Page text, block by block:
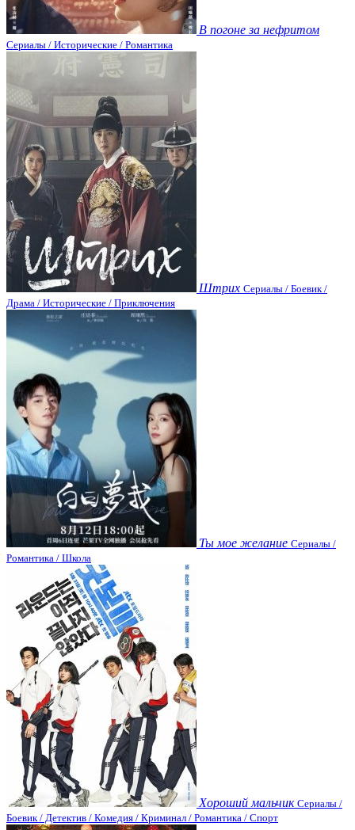
В погоне за нефритом
Сериалы / Исторические / Романтика
Штрих Сериалы / Боевик /
Драма / Исторические / Приключения
Ты мое желание Сериалы /
Романтика / Школа
Хороший мальчик Сериалы /
Боевик / Детектив / Комедия / Криминал / Романтика / Спорт